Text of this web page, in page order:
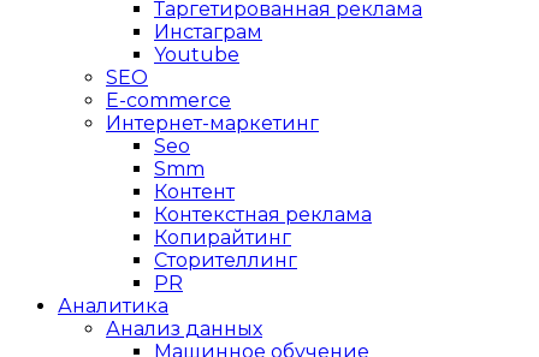
Таргетированная реклама
Инстаграм
Youtube
SEO
E-сommerce
Интернет-маркетинг
Seo
Smm
Контент
Контекстная реклама
Копирайтинг
Сторителлинг
PR
Аналитика
Анализ данных
Машинное обучение